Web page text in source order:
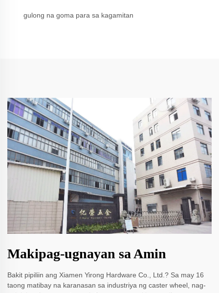
gulong na goma para sa kagamitan
Makipag-ugnayan sa Amin
Bakit pipiliin ang Xiamen Yirong Hardware Co., Ltd.? Sa may 16
taong matibay na karanasan sa industriya ng caster wheel, nag-